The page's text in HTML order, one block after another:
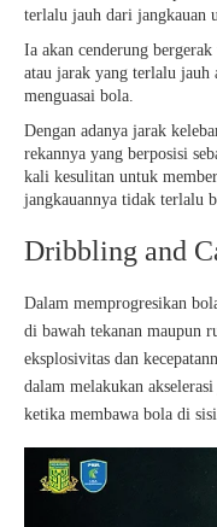
terlalu jauh dari jangkauan
Ia akan cenderung
atau jarak yang terlalu jauh
menguasai bola.
Dengan adanya jarak
rekannya yang berposisi
kali kesulitan untuk
jangkauannya tidak terlalu
Dribbling and
Dalam memprogresikan
di bawah tekanan maupun
eksplosivitas dan
dalam melakukan
ketika membawa bola di sisi